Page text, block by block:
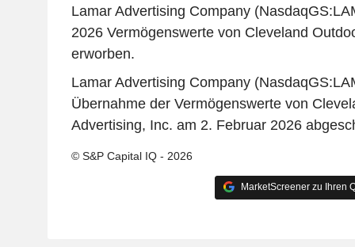
Lamar Advertising Company
2026 Vermögenswerte von Cleveland
erworben.
Lamar Advertising Company
Übernahme der Vermögenswerte von
Advertising, Inc. am 2. Februar 2026
© S&P Capital IQ - 2026
MarketScreener zu Ihren